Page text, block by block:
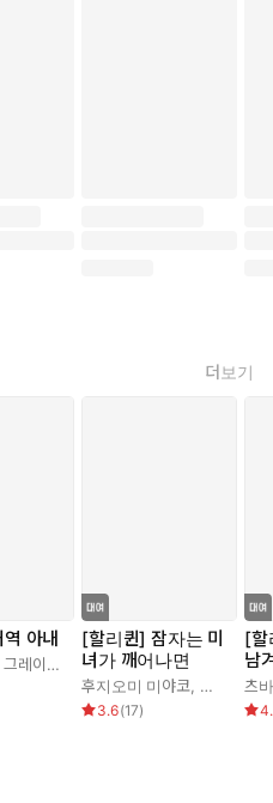
더보기
아내
그레이스 그린
[할리퀸] 잠자는 미
녀가 깨어나면
후지오미 미야코, 조안 엘리
3.6(17)
[할
남
츠